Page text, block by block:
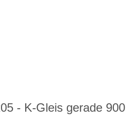
- K-Gleis gerade 900